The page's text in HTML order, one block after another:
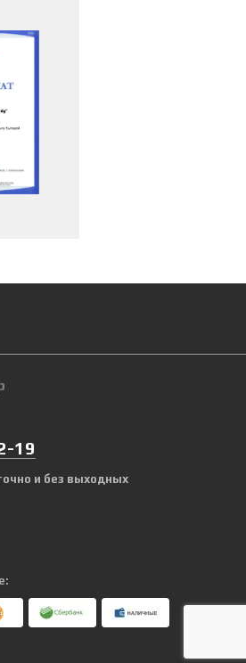
19
и без выходных